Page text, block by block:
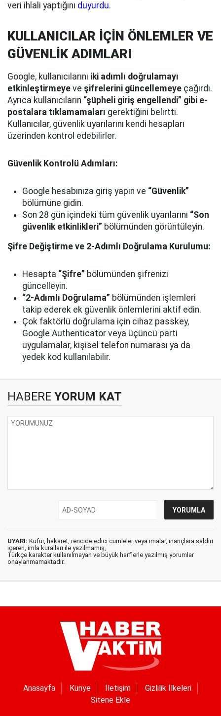
veri ihlali yaptığını duyurdu.
KULLANICILAR İÇİN ÖNLEMLER VE
GÜVENLİK ADIMLARI
Google, kullanıcılarını iki adımlı doğrulamayı
etkinleştirmeye ve şifrelerini güncellemeye çağırdı.
Ayrıca kullanıcıların “şüpheli giriş engellendi” gibi e-
postalara tıklamamaları gerektiğini belirtti.
Kullanıcılar, güvenlik uyarılarını kendi hesapları
üzerinden kontrol edebilirler.
Güvenlik Kontrolü Adımları:
Google hesabınıza giriş yapın ve “Güvenlik”
bölümüne gidin.
Son 28 gün içindeki tüm güvenlik uyarılarını “Son
güvenlik etkinlikleri” bölümünden görüntüleyin.
Şifre Değiştirme ve 2-Adımlı Doğrulama Kurulumu:
Hesapta “Şifre” bölümünden şifrenizi
güncelleyin.
“2-Adımlı Doğrulama” bölümünden işlemleri
takip ederek ek güvenlik önlemlerini aktif edin.
Çok faktörlü doğrulama için cihaz passkey,
Google Authenticator veya üçüncü parti
uygulamalar, kişisel telefon numarası ya da
yedek kod kullanılabilir.
HABERE YORUM KAT
UYARI: Küfür, hakaret, rencide edici cümleler veya imalar, inançlara saldırı
içeren, imla kuralları ile yazılmamış,
Türkçe karakter kullanılmayan ve büyük harflerle yazılmış yorumlar
onaylanmamaktadır.
Anasayfa Künye İletişim
Gizlilik İlkeleri
Sitene Ekle